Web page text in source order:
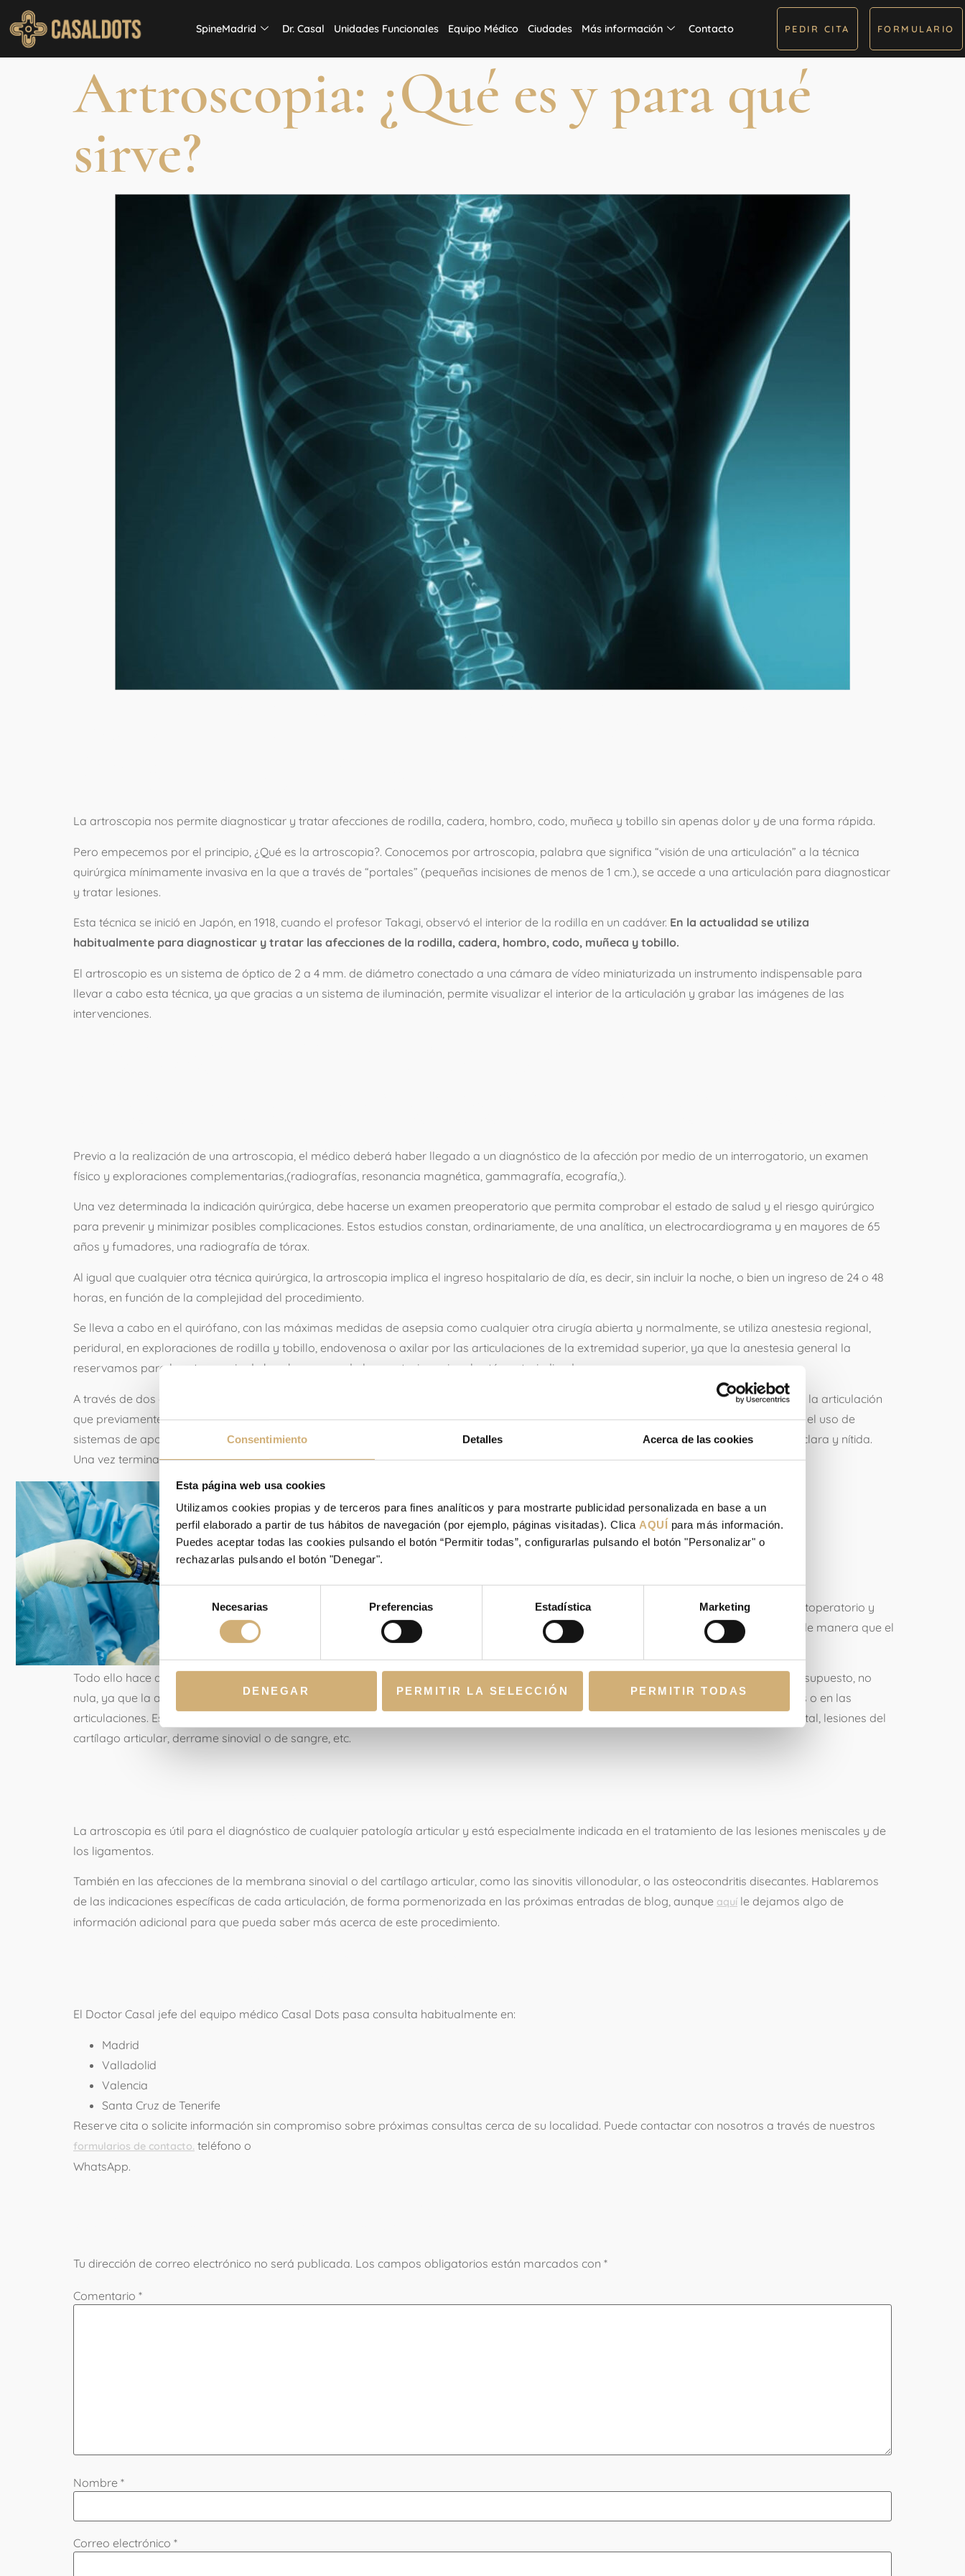
Consentimiento Detalles Acerca de las cookies
Esta página web usa cookies
Utilizamos cookies propias y de terceros para fines analíticos y para mostrarte publicidad personalizada en base a un
perfil elaborado a partir de tus hábitos de navegación (por ejemplo, páginas visitadas). Clica AQUÍ para más información.
Puedes aceptar todas las cookies pulsando el botón “Permitir todas”, configurarlas pulsando el botón "Personalizar" o
rechazarlas pulsando el botón "Denegar".
Selección
de
consentimiento
Necesarias Preferencias Estadística Marketing
DENEGAR PERMITIR LA SELECCIÓN PERMITIR TODAS
SpineMadrid Dr. Casal Unidades Funcionales Equipo Médico Ciudades Más información Contacto PEDIR CITA FORMULARIO
Artroscopia: ¿Qué es y para qué
sirve?
La artroscopia nos permite diagnosticar y tratar afecciones de rodilla, cadera, hombro, codo, muñeca y tobillo sin apenas dolor y de una forma rápida.
Pero empecemos por el principio, ¿Qué es la artroscopia?. Conocemos por artroscopia, palabra que significa “visión de una articulación” a la técnica
quirúrgica mínimamente invasiva en la que a través de “portales” (pequeñas incisiones de menos de 1 cm.), se accede a una articulación para diagnosticar
y tratar lesiones.
Esta técnica se inició en Japón, en 1918, cuando el profesor Takagi, observó el interior de la rodilla en un cadáver. En la actualidad se utiliza
habitualmente para diagnosticar y tratar las afecciones de la rodilla, cadera, hombro, codo, muñeca y tobillo.
El artroscopio es un sistema de óptico de 2 a 4 mm. de diámetro conectado a una cámara de vídeo miniaturizada un instrumento indispensable para
llevar a cabo esta técnica, ya que gracias a un sistema de iluminación, permite visualizar el interior de la articulación y grabar las imágenes de las
intervenciones.
Previo a la realización de una artroscopia, el médico deberá haber llegado a un diagnóstico de la afección por medio de un interrogatorio, un examen
físico y exploraciones complementarias,(radiografías, resonancia magnética, gammagrafía, ecografía,).
Una vez determinada la indicación quirúrgica, debe hacerse un examen preoperatorio que permita comprobar el estado de salud y el riesgo quirúrgico
para prevenir y minimizar posibles complicaciones. Estos estudios constan, ordinariamente, de una analítica, un electrocardiograma y en mayores de 65
años y fumadores, una radiografía de tórax.
Al igual que cualquier otra técnica quirúrgica, la artroscopia implica el ingreso hospitalario de día, es decir, sin incluir la noche, o bien un ingreso de 24 o 48
horas, en función de la complejidad del procedimiento.
Se lleva a cabo en el quirófano, con las máximas medidas de asepsia como cualquier otra cirugía abierta y normalmente, se utiliza anestesia regional,
peridural, en exploraciones de rodilla y tobillo, endovenosa o axilar por las articulaciones de la extremidad superior, ya que la anestesia general la
reservamos para la artroscopia de hombro o cuando la anestesia regional está contraindicada.
A través de dos o tres pequeñas incisiones en la piel (o “portales artroscópicos”) se introduce el artroscopio y el instrumental quirúrgico en la articulación
que previamente habremos distendido con suero fisiológico. La visualización de la totalidad de la articulación puede verse favorecida con el uso de
sistemas de apoyo o tracción y mediante un mango neumático, similar a un torniquete se evita la pérdida hemática facilitando una visión clara y nítida.
Una vez terminada la intervención, las incisiones se cierran con un punto de sutura y se hace un vendaje de la articulación.
VENTAJAS E
INCONVENIENTES
Se trata de una técnica poco agresiva, con pequeñas incisiones, que minimizan el dolor postoperatorio y
permite el alta hospitalaria entre 12 y 48 horas y generalmente, la recuperación es rápida, de manera que el
paciente se puede reincorporar pronto al trabajo y a la actividad deportiva.
Todo ello hace que la morbilidad de la técnica (porcentaje de complicaciones que le son inherentes) sea extremadamente baja, pero por supuesto, no
nula, ya que la artroscopia no está exenta de complicaciones, y como en cualquier otra cirugía pueden aparecer infecciones en las heridas o en las
articulaciones. Estas pueden ser tromboembolismo, lesión vascular o nerviosa u otras específicas de la técnica como rotura del instrumental, lesiones del
cartílago articular, derrame sinovial o de sangre, etc.
La artroscopia es útil para el diagnóstico de cualquier patología articular y está especialmente indicada en el tratamiento de las lesiones meniscales y de
los ligamentos.
También en las afecciones de la membrana sinovial o del cartílago articular, como las sinovitis villonodular, o las osteocondritis disecantes. Hablaremos
de las indicaciones específicas de cada articulación, de forma pormenorizada en las próximas entradas de blog, aunque aquí le dejamos algo de
información adicional para que pueda saber más acerca de este procedimiento.
El Doctor Casal jefe del equipo médico Casal Dots pasa consulta habitualmente en:
Madrid
Valladolid
Valencia
Santa Cruz de Tenerife
Reserve cita o solicite información sin compromiso sobre próximas consultas cerca de su localidad. Puede contactar con nosotros a través de nuestros
formularios de contacto. teléfono o
WhatsApp.
Tu dirección de correo electrónico no será publicada. Los campos obligatorios están marcados con *
Comentario *
Nombre *
Correo electrónico *